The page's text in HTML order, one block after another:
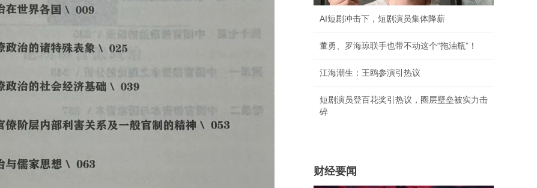
AI短剧冲击下，短剧演员集体降薪
董勇、罗海琼联手也带不动这个“拖油瓶”！
江海潮生：王鸥参演引热议
短剧演员登百花奖引热议，圈层壁垒被实力击
碎
财经要闻